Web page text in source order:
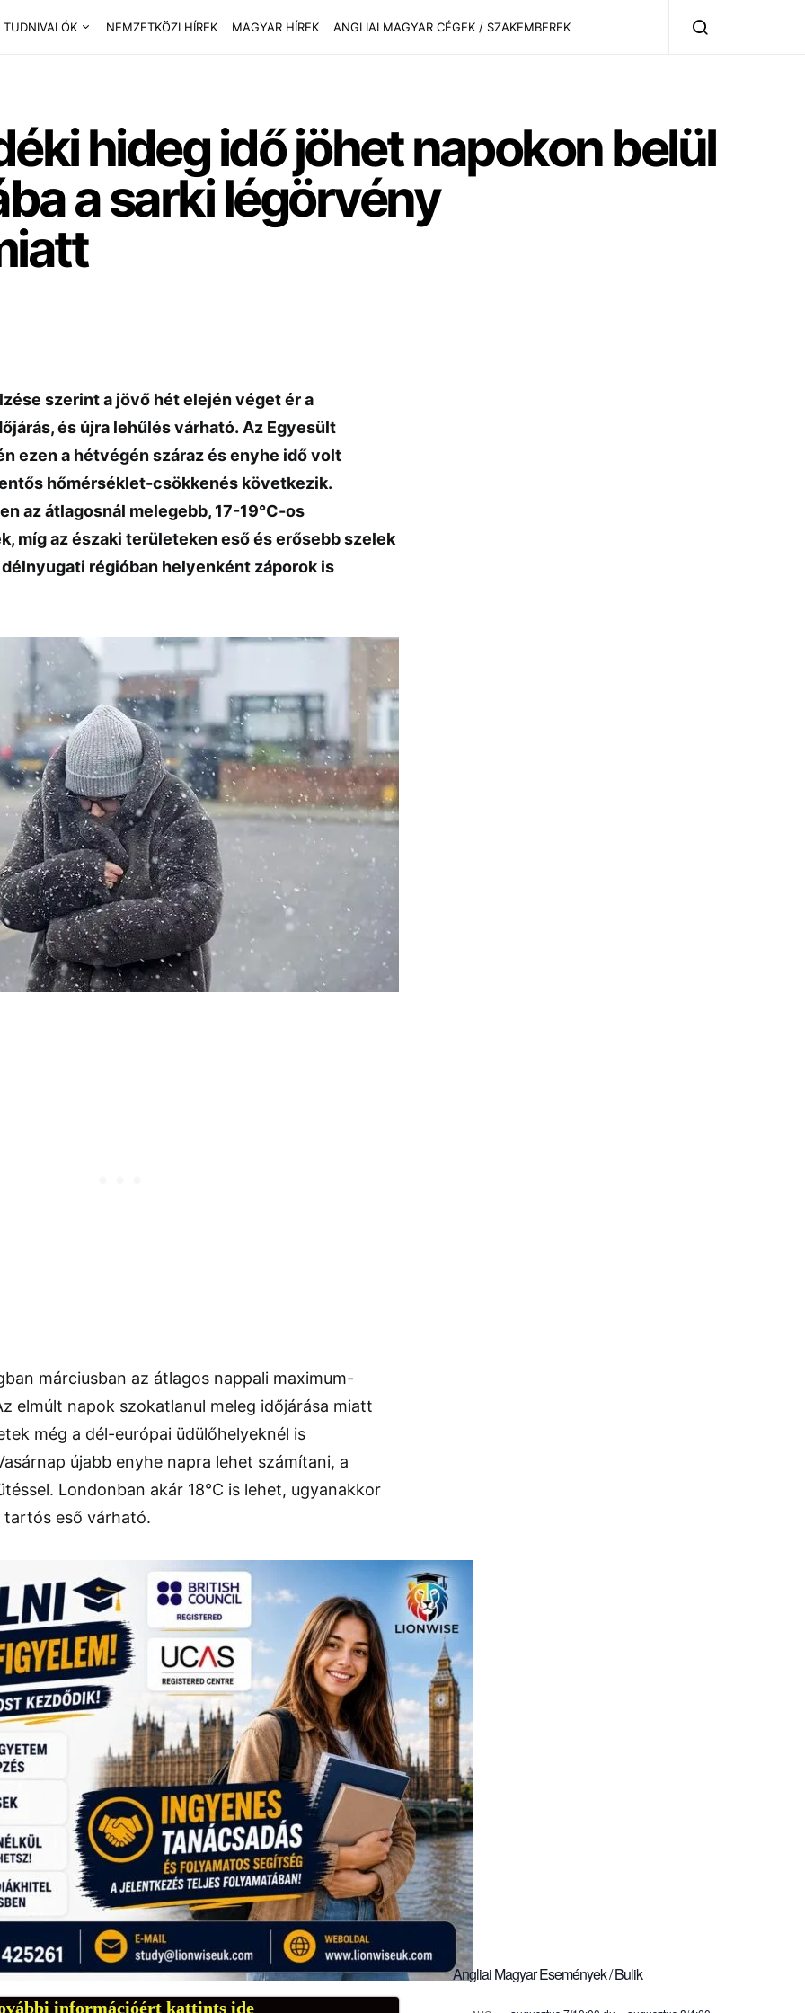
NEMZETKÖZI HÍREK MAGYAR HÍREK ANGLIAI MAGYAR CÉGEK / SZAKEMBEREK
hideg idő jöhet napokon belül
a sarki légörvény
szerint a jövő hét elején véget ér a
és újra lehűlés várható. Az Egyesült
ezen a hétvégén száraz és enyhe idő volt
hőmérséklet-csökkenés következik.
az átlagosnál melegebb, 17-19°C-os
míg az északi területeken eső és erősebb szelek
régióban helyenként záporok is
márciusban az átlagos nappali maximum-
elmúlt napok szokatlanul meleg időjárása miatt
még a dél-európai üdülőhelyeknél is
újabb enyhe napra lehet számítani, a
Londonban akár 18°C is lehet, ugyanakkor
tartós eső várható.
információért kattints ide
Angliai Magyar Események / Bulik